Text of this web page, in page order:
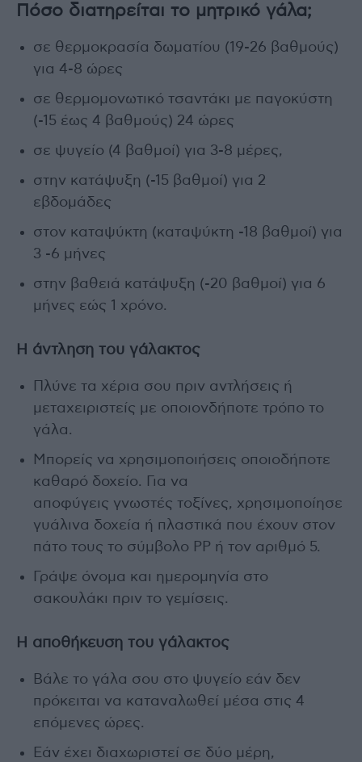
Πόσο διατηρείται το μητρικό γάλα;
σε θερμοκρασία δωματίου (19-26 βαθμούς)
για 4-8 ώρες
σε θερμομονωτικό τσαντάκι με παγοκύστη
(-15 έως 4 βαθμούς) 24 ώρες
σε ψυγείο (4 βαθμοί) για 3-8 μέρες,
στην κατάψυξη (-15 βαθμοί) για 2
εβδομάδες
στον καταψύκτη (καταψύκτη -18 βαθμοί) για
3 -6 μήνες
στην βαθειά κατάψυξη (-20 βαθμοί) για 6
μήνες εώς 1 χρόνο.
Η άντληση του γάλακτος
Πλύνε τα χέρια σου πριν αντλήσεις ή
μεταχειριστείς με οποιονδήποτε τρόπο το
γάλα.
Μπορείς να χρησιμοποιήσεις οποιοδήποτε
καθαρό δοχείο. Για να
αποφύγεις γνωστές τοξίνες, χρησιμοποίησε
γυάλινα δοχεία ή πλαστικά που έχουν στον
πάτο τους το σύμβολο PP ή τον αριθμό 5.
Γράψε όνομα και ημερομηνία στο
σακουλάκι πριν το γεμίσεις.
Η αποθήκευση του γάλακτος
Βάλε το γάλα σου στο ψυγείο εάν δεν
πρόκειται να καταναλωθεί μέσα στις 4
επόμενες ώρες.
Εάν έχει διαχωριστεί σε δύο μέρη,